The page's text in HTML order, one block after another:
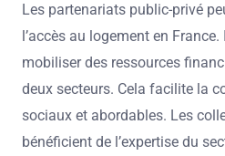
Les partenariats public-privé
l’accès au logement en
mobiliser des ressources
deux secteurs. Cela facilite la
sociaux et abordables. Les
bénéficient de l’expertise du